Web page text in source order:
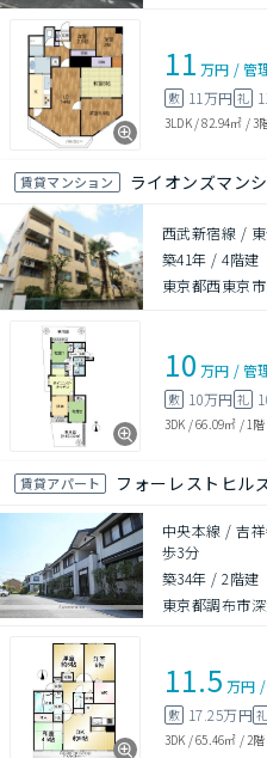
11 万円 /管
敷 11万円 礼
3LDK/82.94㎡ /3
賃貸マンション ライオンズマン
西武新宿線 /
築41年 /4階建
東京都西東京
10 万円 /管
敷 10万円 礼
3DK /66.09㎡ / 1階
賃貸アパート フォーレストヒル
中央本線 / 吉
歩3分
築34年 /2階建
東京都調布市
11.5 万円
敷 17.25万円礼
3DK /65.46㎡ / 2階